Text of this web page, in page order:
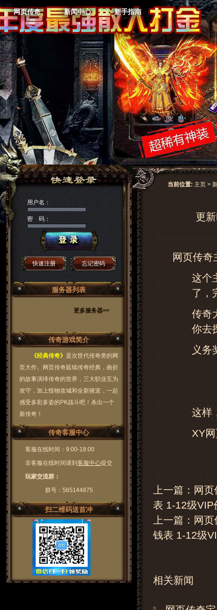
网页传奇 新闻中心 新手指南
当前位置: 主页 >
更
网页传
这个
了，
传奇
你去
义务
这样
XY
上一篇：网
表 1-12级VIP
上一篇： 网
钱表 1-12级
相关新闻
用户名：
密 码：
快速注册 忘记密码
服务器列表
更多服务器>>
传奇游戏简介
《经典传奇》 是次世代传奇类的网
页大作。网页传奇延续传奇经典，曲折
的故事演绎传奇的世界，三大职业互为
攻守，加上怪物攻城和全新骑宠，一起
感受多彩多姿的PK战斗吧！杀出一个
新传奇！
传奇客服中心
客服在线时间：9:00-18:00
非客服在线时间请到 客服中心提交
玩家交流群：
群号：565144875
扫二维码送首冲